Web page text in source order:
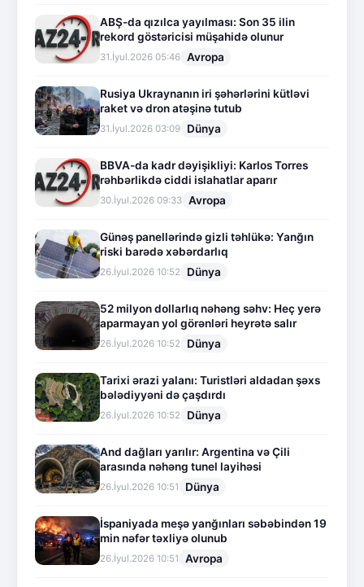
ABŞ-da qızılca yayılması: Son 35 ilin
rekord göstəricisi müşahidə olunur
31.İyul.2026 05:46 Avropa
Rusiya Ukraynanın iri şəhərlərini kütləvi
raket və dron atəşinə tutub
31.İyul.2026 03:09 Dünya
BBVA-da kadr dəyişikliyi: Karlos Torres
rəhbərlikdə ciddi islahatlar aparır
30.İyul.2026 09:33 Avropa
Günəş panellərində gizli təhlükə: Yanğın
riski barədə xəbərdarlıq
26.İyul.2026 10:52 Dünya
52 milyon dollarlıq nəhəng səhv: Heç yerə
aparmayan yol görənləri heyrətə salır
26.İyul.2026 10:52 Dünya
Tarixi ərazi yalanı: Turistləri aldadan şəxs
bələdiyyəni də çaşdırdı
26.İyul.2026 10:52 Dünya
And dağları yarılır: Argentina və Çili
arasında nəhəng tunel layihəsi
26.İyul.2026 10:51 Dünya
İspaniyada meşə yanğınları səbəbindən 19
min nəfər təxliyə olunub
26.İyul.2026 10:51 Avropa